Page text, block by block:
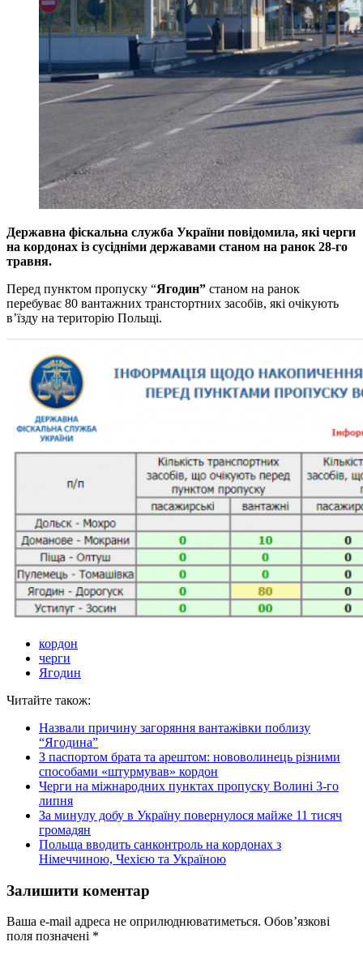
Державна фіскальна служба України повідомила, які черги
на кордонах із сусідніми державами станом на ранок 28-го
травня.
Перед пунктом пропуску “Ягодин” станом на ранок
перебуває 80 вантажних транстортних засобів, які очікують
в’їзду на територію Польщі.
кордон
черги
Ягодин
Читайте також:
Назвали причину загоряння вантажівки поблизу
“Ягодина”
З паспортом брата та арештом: нововолинець різними
способами «штурмував» кордон
Черги на міжнародних пунктах пропуску Волині 3-го
липня
За минулу добу в Україну повернулося майже 11 тисяч
громадян
Польща вводить санконтроль на кордонах з
Німеччиною, Чехією та Україною
Залишити коментар
Ваша e-mail адреса не оприлюднюватиметься. Обов’язкові
поля позначені *